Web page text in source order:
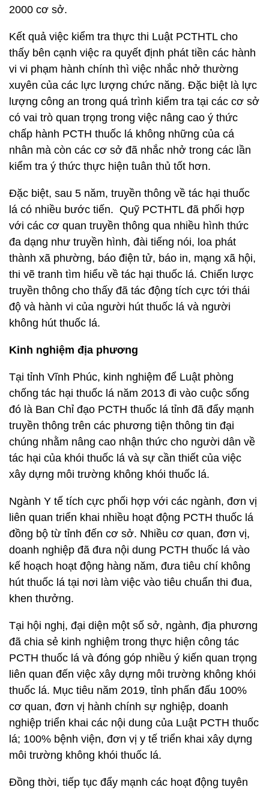
2000 cơ sở.
Kết quả việc kiểm tra thực thi Luật PCTHTL cho
thấy bên cạnh việc ra quyết định phát tiền các hành
vi vi phạm hành chính thì việc nhắc nhở thường
xuyên của các lực lượng chức năng. Đặc biệt là lực
lượng công an trong quá trình kiểm tra tại các cơ sở
có vai trò quan trọng trong việc nâng cao ý thức
chấp hành PCTH thuốc lá không những của cá
nhân mà còn các cơ sở đã nhắc nhở trong các lần
kiểm tra ý thức thực hiện tuân thủ tốt hơn.
Đặc biệt, sau 5 năm, truyền thông về tác hại thuốc
lá có nhiều bước tiến. Quỹ PCTHTL đã phối hợp
với các cơ quan truyền thông qua nhiều hình thức
đa dạng như truyền hình, đài tiếng nói, loa phát
thành xã phường, báo điện tử, báo in, mạng xã hội,
thi vẽ tranh tìm hiểu về tác hại thuốc lá. Chiến lược
truyền thông cho thấy đã tác động tích cực tới thái
độ và hành vi của người hút thuốc lá và người
không hút thuốc lá.
Kinh nghiệm địa phương
Tại tỉnh Vĩnh Phúc, kinh nghiệm để Luật phòng
chống tác hại thuốc lá năm 2013 đi vào cuộc sống
đó là Ban Chỉ đạo PCTH thuốc lá tỉnh đã đẩy mạnh
truyền thông trên các phương tiện thông tin đại
chúng nhằm nâng cao nhận thức cho người dân về
tác hại của khói thuốc lá và sự cần thiết của việc
xây dựng môi trường không khói thuốc lá.
Ngành Y tế tích cực phối hợp với các ngành, đơn vị
liên quan triển khai nhiều hoạt động PCTH thuốc lá
đồng bộ từ tỉnh đến cơ sở. Nhiều cơ quan, đơn vị,
doanh nghiệp đã đưa nội dung PCTH thuốc lá vào
kế hoạch hoạt động hàng năm, đưa tiêu chí không
hút thuốc lá tại nơi làm việc vào tiêu chuẩn thi đua,
khen thưởng.
Tại hội nghị, đại diện một số sở, ngành, địa phương
đã chia sẻ kinh nghiệm trong thực hiện công tác
PCTH thuốc lá và đóng góp nhiều ý kiến quan trọng
liên quan đến việc xây dựng môi trường không khói
thuốc lá. Mục tiêu năm 2019, tỉnh phấn đấu 100%
cơ quan, đơn vị hành chính sự nghiệp, doanh
nghiệp triển khai các nội dung của Luật PCTH thuốc
lá; 100% bệnh viện, đơn vị y tế triển khai xây dựng
môi trường không khói thuốc lá.
Đồng thời, tiếp tục đẩy mạnh các hoạt động tuyên